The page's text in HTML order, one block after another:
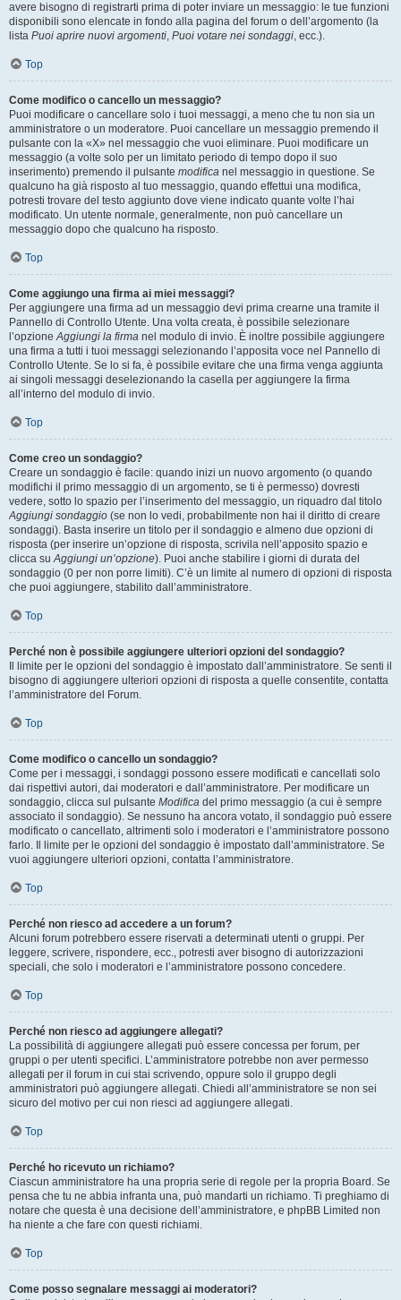
avere bisogno di registrarti prima di poter inviare un messaggio: le tue funzioni
disponibili sono elencate in fondo alla pagina del forum o dell’argomento (la
lista Puoi aprire nuovi argomenti, Puoi votare nei sondaggi, ecc.).
Top
Come modifico o cancello un messaggio?
Puoi modificare o cancellare solo i tuoi messaggi, a meno che tu non sia un
amministratore o un moderatore. Puoi cancellare un messaggio premendo il
pulsante con la «X» nel messaggio che vuoi eliminare. Puoi modificare un
messaggio (a volte solo per un limitato periodo di tempo dopo il suo
inserimento) premendo il pulsante modifica nel messaggio in questione. Se
qualcuno ha già risposto al tuo messaggio, quando effettui una modifica,
potresti trovare del testo aggiunto dove viene indicato quante volte l’hai
modificato. Un utente normale, generalmente, non può cancellare un
messaggio dopo che qualcuno ha risposto.
Top
Come aggiungo una firma ai miei messaggi?
Per aggiungere una firma ad un messaggio devi prima crearne una tramite il
Pannello di Controllo Utente. Una volta creata, è possibile selezionare
l’opzioneAggiungi la firma nel modulo di invio. È inoltre possibile aggiungere
una firma a tutti i tuoi messaggi selezionando l’apposita voce nel Pannello di
Controllo Utente. Se lo si fa, è possibile evitare che una firma venga aggiunta
ai singoli messaggi deselezionando la casella per aggiungere la firma
all’interno del modulo di invio.
Top
Come creo un sondaggio?
Creare un sondaggio è facile: quando inizi un nuovo argomento (o quando
modifichi il primo messaggio di un argomento, se ti è permesso) dovresti
vedere, sotto lo spazio per l’inserimento del messaggio, un riquadro dal titolo
Aggiungi sondaggio (se non lo vedi, probabilmente non hai il diritto di creare
sondaggi). Basta inserire un titolo per il sondaggio e almeno due opzioni di
risposta (per inserire un’opzione di risposta, scrivila nell’apposito spazio e
clicca suAggiungi un’opzione). Puoi anche stabilire i giorni di durata del
sondaggio (0 per non porre limiti). C’è un limite al numero di opzioni di risposta
che puoi aggiungere, stabilito dall’amministratore.
Top
Perché non è possibile aggiungere ulteriori opzioni del sondaggio?
Il limite per le opzioni del sondaggio è impostato dall’amministratore. Se senti il
bisogno di aggiungere ulteriori opzioni di risposta a quelle consentite, contatta
l’amministratore del Forum.
Top
Come modifico o cancello un sondaggio?
Come per i messaggi, i sondaggi possono essere modificati e cancellati solo
dai rispettivi autori, dai moderatori e dall’amministratore. Per modificare un
sondaggio, clicca sul pulsante Modifica del primo messaggio (a cui è sempre
associato il sondaggio). Se nessuno ha ancora votato, il sondaggio può essere
modificato o cancellato, altrimenti solo i moderatori e l’amministratore possono
farlo. Il limite per le opzioni del sondaggio è impostato dall’amministratore. Se
vuoi aggiungere ulteriori opzioni, contatta l’amministratore.
Top
Perché non riesco ad accedere a un forum?
Alcuni forum potrebbero essere riservati a determinati utenti o gruppi. Per
leggere, scrivere, rispondere, ecc., potresti aver bisogno di autorizzazioni
speciali, che solo i moderatori e l’amministratore possono concedere.
Top
Perché non riesco ad aggiungere allegati?
La possibilità di aggiungere allegati può essere concessa per forum, per
gruppi o per utenti specifici. L’amministratore potrebbe non aver permesso
allegati per il forum in cui stai scrivendo, oppure solo il gruppo degli
amministratori può aggiungere allegati. Chiedi all’amministratore se non sei
sicuro del motivo per cui non riesci ad aggiungere allegati.
Top
Perché ho ricevuto un richiamo?
Ciascun amministratore ha una propria serie di regole per la propria Board. Se
pensa che tu ne abbia infranta una, può mandarti un richiamo. Ti preghiamo di
notare che questa è una decisione dell’amministratore, e phpBB Limited non
ha niente a che fare con questi richiami.
Top
Come posso segnalare messaggi ai moderatori?